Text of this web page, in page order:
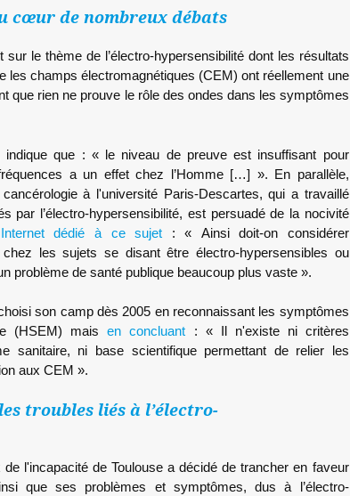
cœur de nombreux débats
le thème de l’électro-hypersensibilité dont les résultats
les champs électromagnétiques (CEM) ont réellement une
que rien ne prouve le rôle des ondes dans les symptômes
indique que : « le niveau de preuve est insuffisant pour
a un effet chez l’Homme […] ». En parallèle,
à l'université Paris-Descartes, qui a travaillé
par l’électro-hypersensibilité, est persuadé de la nocivité
dédié à ce sujet : « Ainsi doit-on considérer
chez les sujets se disant être électro-hypersensibles ou
problème de santé publique beaucoup plus vaste ».
son camp dès 2005 en reconnaissant les symptômes
(HSEM) maisen concluant : « Il n'existe ni critères
sanitaire, ni base scientifique permettant de relier les
aux CEM ».
troubles liés à l’électro-
l'incapacité de Toulouse a décidé de trancher en faveur
que ses problèmes et symptômes, dus à l’électro-